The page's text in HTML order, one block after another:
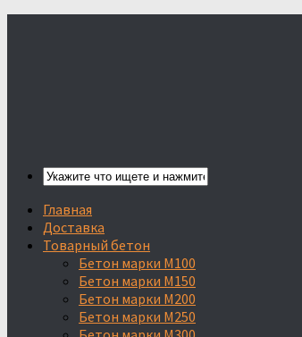
Главная
Доставка
Товарный бетон
Бетон марки М100
Бетон марки М150
Бетон марки М200
Бетон марки М250